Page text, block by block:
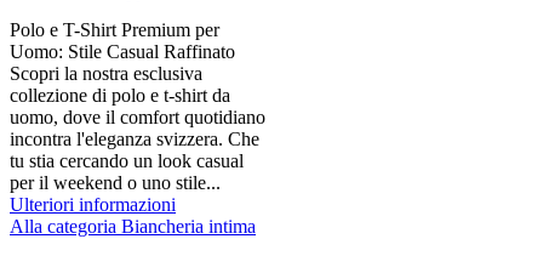
Polo e T-Shirt Premium per
Uomo: Stile Casual Raffinato
Scopri la nostra esclusiva
collezione di polo e t-shirt da
uomo, dove il comfort quotidiano
incontra l'eleganza svizzera. Che
tu stia cercando un look casual
per il weekend o uno stile...
Ulteriori informazioni
Alla categoria Biancheria intima